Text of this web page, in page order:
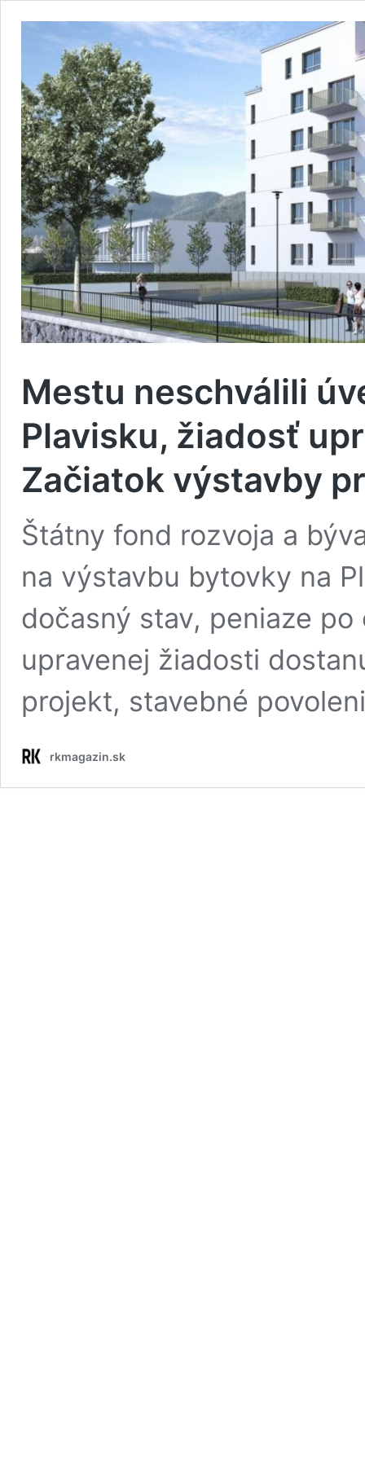
Mestu neschválili
Plavisku, žiadosť
Začiatok výstavby
Štátny fond rozvoja a
na výstavbu bytovky na
dočasný stav, peniaze
upravenej žiadosti
projekt, stavebné
rkmagazin.sk